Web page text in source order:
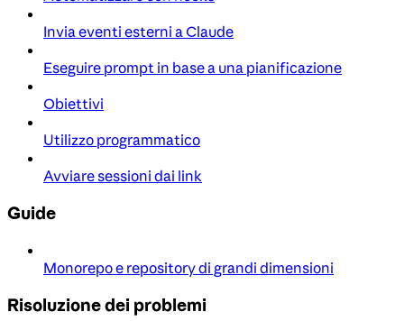
Invia eventi esterni a Claude
Eseguire prompt in base a una pianificazione
Obiettivi
Utilizzo programmatico
Avviare sessioni dai link
Guide
Monorepo e repository di grandi dimensioni
Risoluzione dei problemi